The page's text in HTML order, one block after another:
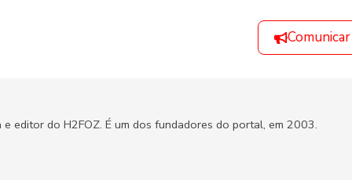
editor do H2FOZ. É um dos fundadores do portal, em 2003.